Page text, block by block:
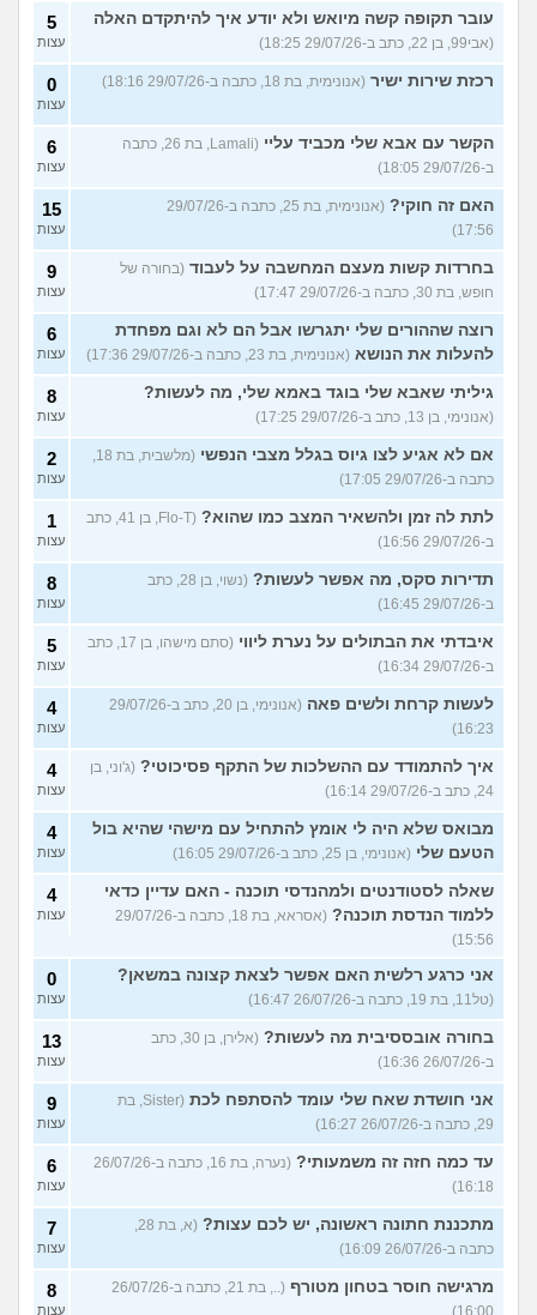
עובר תקופה קשה מיואש ולא יודע איך להיתקדם האלה
(אבי99, בן 22, כתב ב-29/07/26 18:25)
5
עצות
רכזת שירות ישיר (אנונימית, בת 18, כתבה ב-29/07/26 18:16) 0
עצות
הקשר עם אבא שלי מכביד עליי
(Lamali, בת 26, כתבה
ב-29/07/26 18:05)
6
עצות
האם זה חוקי?
(אנונימית, בת 25, כתבה ב-29/07/26
17:56)
15
עצות
בחרדות קשות מעצם המחשבה על לעבוד (בחורה של
חופש, בת 30, כתבה ב-29/07/26 17:47)
9
עצות
רוצה שההורים שלי יתגרשו אבל הם לא וגם מפחדת
להעלות את הנושא (אנונימית, בת 23, כתבה ב-29/07/26 17:36)
6
עצות
גיליתי שאבא שלי בוגד באמא שלי, מה לעשות?
(אנונימי, בן 13, כתב ב-29/07/26 17:25)
8
עצות
אם לא אגיע לצו גיוס בגלל מצבי הנפשי
(מלשבית, בת 18,
כתבה ב-29/07/26 17:05)
2
עצות
לתת לה זמן ולהשאיר המצב כמו שהוא?
(Flo-T, בן 41, כתב
ב-29/07/26 16:56)
1
עצות
תדירות סקס, מה אפשר לעשות?
(נשוי, בן 28, כתב
ב-29/07/26 16:45)
8
עצות
איבדתי את הבתולים על נערת ליווי
(סתם מישהו, בן 17, כתב
ב-29/07/26 16:34)
5
עצות
לעשות קרחת ולשים פאה
(אנונימי, בן 20, כתב ב-29/07/26
16:23)
4
עצות
איך להתמודד עם ההשלכות של התקף פסיכוטי? (ג'וני, בן
24, כתב ב-29/07/26 16:14)
4
עצות
מבואס שלא היה לי אומץ להתחיל עם מישהי שהיא בול
הטעם שלי (אנונימי, בן 25, כתב ב-29/07/26 16:05)
4
עצות
שאלה לסטודנטים ולמהנדסי תוכנה - האם עדיין כדאי
ללמוד הנדסת תוכנה?
(אסראא, בת 18, כתבה ב-29/07/26
15:56)
4
עצות
אני כרגע רלשית האם אפשר לצאת קצונה במשאן?
(טל11, בת 19, כתבה ב-26/07/26 16:47)
0
עצות
בחורה אובססיבית מה לעשות?
(אלירן, בן 30, כתב
ב-26/07/26 16:36)
13
עצות
אני חושדת שאח שלי עומד להסתפח לכת
(Sister, בת
29, כתבה ב-26/07/26 16:27)
9
עצות
עד כמה חזה זה משמעותי?
(נערה, בת 16, כתבה ב-26/07/26
16:18)
6
עצות
מתכננת חתונה ראשונה, יש לכם עצות?
(א, בת 28,
כתבה ב-26/07/26 16:09)
7
עצות
מרגישה חוסר בטחון מטורף
(.., בת 21, כתבה ב-26/07/26
16:00)
8
עצות